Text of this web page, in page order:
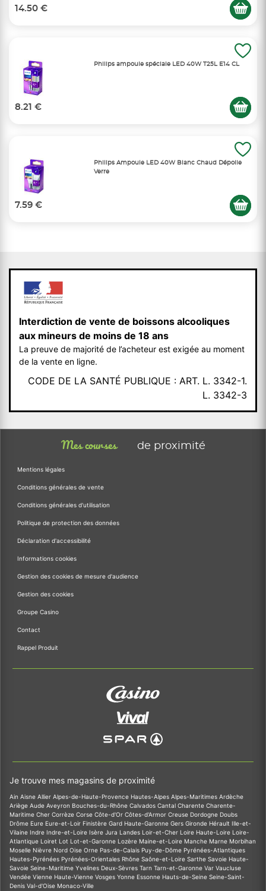
14.50 €
Philips ampoule spéciale LED 40W T25L E14 CL
8.21 €
Philips Ampoule LED 40W Blanc Chaud Dépolie
Verre
7.59 €
Interdiction de vente de boissons alcooliques
aux mineurs de moins de 18 ans
La preuve de majorité de l’acheteur est exigée au moment
de la vente en ligne.
CODE DE LA SANTÉ PUBLIQUE : ART. L. 3342-1.
L. 3342-3
Mes courses de proximité
Mentions légales
Conditions générales de vente
Conditions générales d'utilisation
Politique de protection des données
Déclaration d'accessibilité
Informations cookies
Gestion des cookies de mesure d'audience
Gestion des cookies
Groupe Casino
Contact
Rappel Produit
Je trouve mes magasins de proximité
Ain Aisne Allier Alpes-de-Haute-Provence Hautes-Alpes Alpes-Maritimes Ardèche
Ariège Aude Aveyron Bouches-du-Rhône Calvados Cantal Charente Charente-
Maritime Cher Corrèze Corse Côte-d'Or Côtes-d'Armor Creuse Dordogne Doubs
Drôme Eure Eure-et-Loir Finistère Gard Haute-Garonne Gers Gironde Hérault Ille-et-
Vilaine Indre Indre-et-Loire Isère Jura Landes Loir-et-Cher Loire Haute-Loire Loire-
Atlantique Loiret Lot Lot-et-Garonne Lozère Maine-et-Loire Manche Marne Morbihan
Moselle Nièvre Nord Oise Orne Pas-de-Calais Puy-de-Dôme Pyrénées-Atlantiques
Hautes-Pyrénées Pyrénées-Orientales Rhône Saône-et-Loire Sarthe Savoie Haute-
Savoie Seine-Maritime Yvelines Deux-Sèvres Tarn Tarn-et-Garonne Var Vaucluse
Vendée Vienne Haute-Vienne Vosges Yonne Essonne Hauts-de-Seine Seine-Saint-
Denis Val-d'Oise Monaco-Ville